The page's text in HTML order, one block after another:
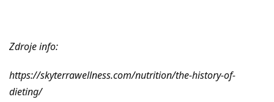
Zdroje info:
https://skyterrawellness.com/nutrition/the-history-of-
dieting/